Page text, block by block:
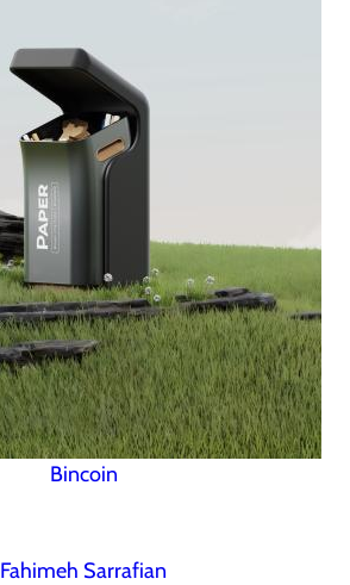
Bincoin
Fahimeh Sarrafian